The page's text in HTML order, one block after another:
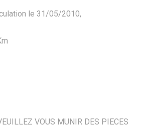
le 31/05/2010,
VOUS MUNIR DES PIECES